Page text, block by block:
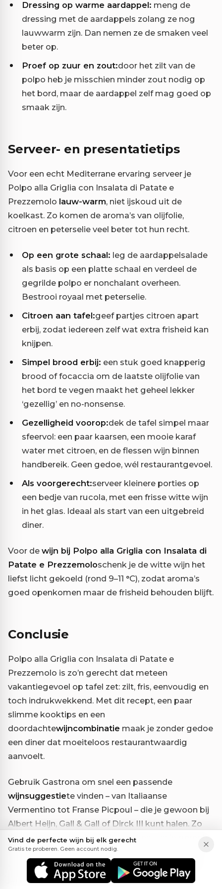
Dressing op warme aardappel: meng de
dressing met de aardappels zolang ze nog
lauwwarm zijn. Dan nemen ze de smaken veel
beter op.
Proef op zuur en zout:door het zilt van de
polpo heb je misschien minder zout nodig op
het bord, maar de aardappel zelf mag goed op
smaak zijn.
Serveer- en presentatietips
Voor een echt Mediterrane ervaring serveer je
Polpo alla Griglia con Insalata di Patate e
Prezzemolo lauw-warm, niet ijskoud uit de
koelkast. Zo komen de aroma’s van olijfolie,
citroen en peterselie veel beter tot hun recht.
Op een grote schaal: leg de aardappelsalade
als basis op een platte schaal en verdeel de
gegrilde polpo er nonchalant overheen.
Bestrooi royaal met peterselie.
Citroen aan tafel:geef partjes citroen apart
erbij, zodat iedereen zelf wat extra frisheid kan
knijpen.
Simpel brood erbij: een stuk goed knapperig
brood of focaccia om de laatste olijfolie van
het bord te vegen maakt het geheel lekker
‘gezellig’ en no-nonsense.
Gezelligheid voorop:dek de tafel simpel maar
sfeervol: een paar kaarsen, een mooie karaf
water met citroen, en de flessen wijn binnen
handbereik. Geen gedoe, wél restaurantgevoel.
Als voorgerecht:serveer kleinere porties op
een bedje van rucola, met een frisse witte wijn
in het glas. Ideaal als start van een uitgebreid
diner.
Voor de wijn bij Polpo alla Griglia con Insalata di
Patate e Prezzemoloschenk je de witte wijn het
liefst licht gekoeld (rond 9–11 °C), zodat aroma’s
goed openkomen maar de frisheid behouden blijft.
Conclusie
Polpo alla Griglia con Insalata di Patate e
Prezzemolo is zo’n gerecht dat meteen
vakantiegevoel op tafel zet: zilt, fris, eenvoudig en
toch indrukwekkend. Met dit recept, een paar
slimme kooktips en een
doordachtewijncombinatie maak je zonder gedoe
een diner dat moeiteloos restaurantwaardig
aanvoelt.
Gebruik Gastrona om snel een passende
wijnsuggestiete vinden – van Italiaanse
Vermentino tot Franse Picpoul – die je gewoon bij
Albert Heijn, Gall & Gall of Dirck III kunt halen. Zo
haal je het maximale uit de smaken van je gerecht
én uit het glas ernaast. Tijd om de grillpan op het
vuur te zetten en zelf te ontdekken hoe goed de
juiste wijn bij Polpo alla Griglia con Insalata di
Vind de perfecte wijn bij elk gerecht
Gratis te proberen. Geen account nodig.